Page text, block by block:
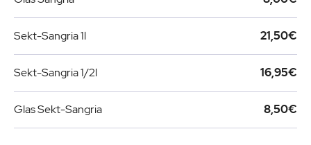
Sekt-Sangria 1l 21,50€
Sekt-Sangria 1/2l 16,95€
Glas Sekt-Sangria 8,50€